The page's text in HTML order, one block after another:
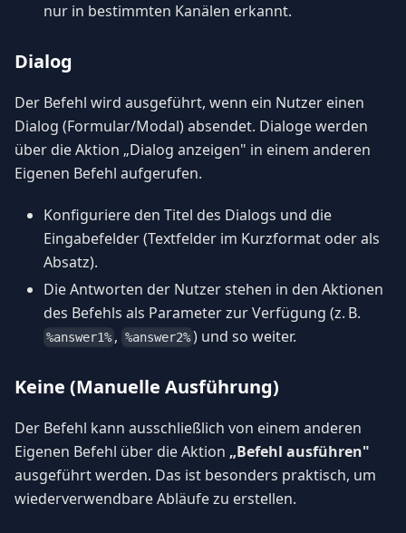
nur in bestimmten Kanälen erkannt.
Dialog
Der Befehl wird ausgeführt, wenn ein Nutzer einen
Dialog (Formular/Modal) absendet. Dialoge werden
über die Aktion „Dialog anzeigen" in einem anderen
Eigenen Befehl aufgerufen.
Konfiguriere den Titel des Dialogs und die
Eingabefelder (Textfelder im Kurzformat oder als
Absatz).
Die Antworten der Nutzer stehen in den Aktionen
des Befehls als Parameter zur Verfügung (z. B.
%answer1% , %answer2% ) und so weiter.
Keine (Manuelle Ausführung)
Der Befehl kann ausschließlich von einem anderen
Eigenen Befehl über die Aktion „Befehl ausführen"
ausgeführt werden. Das ist besonders praktisch, um
wiederverwendbare Abläufe zu erstellen.